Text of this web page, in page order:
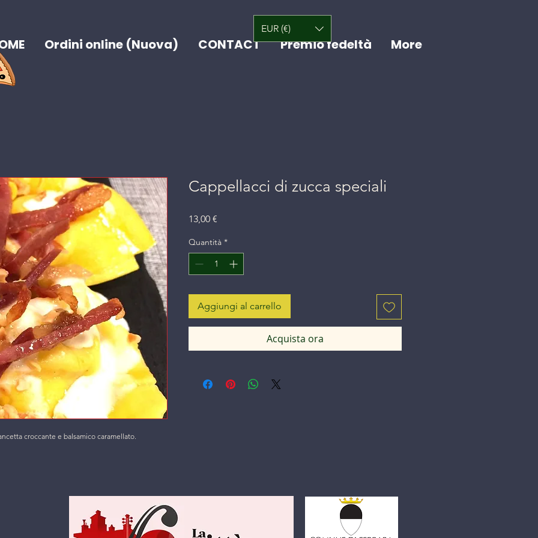
Ordini online (Nuova) CONTACT Premio fedeltà More
EUR (€)
croccante e balsamico caramellato.
Cappellacci di zucca speciali
13,00 €
Quantità *
Aggiungi al carrello
Acquista ora